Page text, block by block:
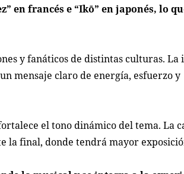
en francés e “Ikō” en japonés, lo
y fanáticos de distintas culturas. La
mensaje claro de energía, esfuerzo y
el tono dinámico del tema. La
la final, donde tendrá mayor